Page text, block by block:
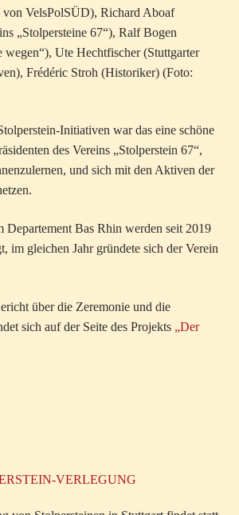
von VelsPolSÜD), Richard Aboaf
„Stolpersteine 67“), Ralf Bogen
Ute Hechtfischer (Stuttgarter
Frédéric Stroh (Historiker) (Foto:
Initiativen war das eine schöne
des Vereins „Stolperstein 67“,
und sich mit den Aktiven der
Departement Bas Rhin werden seit 2019
im gleichen Jahr gründete sich der Verein
über die Zeremonie und die
sich auf der Seite des Projekts „Der
VERLEGUNG